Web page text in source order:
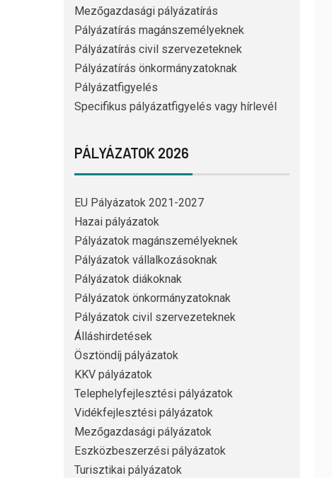
Mezőgazdasági pályázatírás
Pályázatírás magánszemélyeknek
Pályázatírás civil szervezeteknek
Pályázatírás önkormányzatoknak
Pályázatfigyelés
Specifikus pályázatfigyelés vagy hírlevél
PÁLYÁZATOK 2026
EU Pályázatok 2021-2027
Hazai pályázatok
Pályázatok magánszemélyeknek
Pályázatok vállalkozásoknak
Pályázatok diákoknak
Pályázatok önkormányzatoknak
Pályázatok civil szervezeteknek
Álláshirdetések
Ösztöndíj pályázatok
KKV pályázatok
Telephelyfejlesztési pályázatok
Vidékfejlesztési pályázatok
Mezőgazdasági pályázatok
Eszközbeszerzési pályázatok
Turisztikai pályázatok